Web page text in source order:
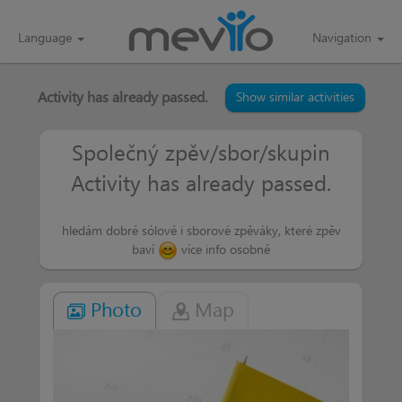
Language Navigation
Activity has already passed. Show similar activities
Společný zpěv/sbor/skupin
Activity has already passed.
hledám dobré sólové i sborové zpěváky, které zpěv
baví
více info osobně
Photo Map
more than a week
Ahoj hraju na kytaru a rád zpívám